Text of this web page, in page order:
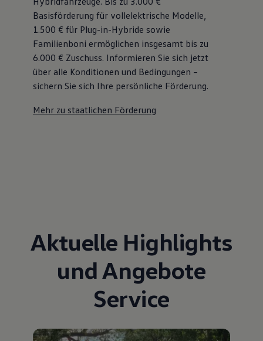
Basisförderung für vollelektrische Modelle,
1.500 € für Plug-in-Hybride sowie
Familienboni ermöglichen insgesamt bis zu
6.000 € Zuschuss⁠. Informieren Sie sich jetzt
über alle Konditionen und Bedingungen –
sichern Sie sich Ihre persönliche Förderung.
Mehr zu staatlichen Förderung
Aktuelle Highlights
und Angebote
Service